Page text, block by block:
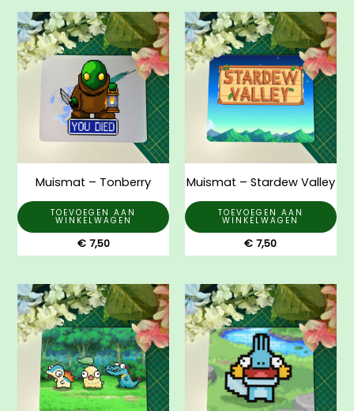
Muismat – Tonberry
TOEVOEGEN AAN
WINKELWAGEN
€7,50
Muismat – Stardew Valley
TOEVOEGEN AAN
WINKELWAGEN
€ 7,50